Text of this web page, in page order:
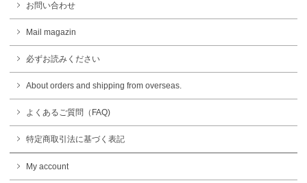
お問い合わせ
Mail magazin
必ずお読みください
About orders and shipping from overseas.
よくあるご質問（FAQ)
特定商取引法に基づく表記
My account